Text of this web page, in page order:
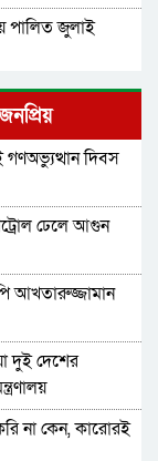
পালিত জুলাই
দিবস
কেন্দ্র
শিবির সংঘর্ষ,
শিবির সংঘর্ষ,
অ্যাপ্রোচ
মানুষ
পেয়েছেন
জনপ্রিয়
গণঅভ্যুত্থান দিবস
ঢেলে আগুন
আখতারুজ্জামান
দুই দেশের
না কেন, কারোরই